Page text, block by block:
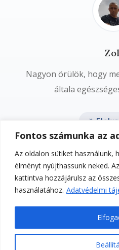
Fontos számunka az
Az oldalon sütiket használunk,
élményt nyújthassunk neked.
kattintva hozzájárulsz az
használatához. Adatvédelmi
Nagyon örülök, hogy
általa